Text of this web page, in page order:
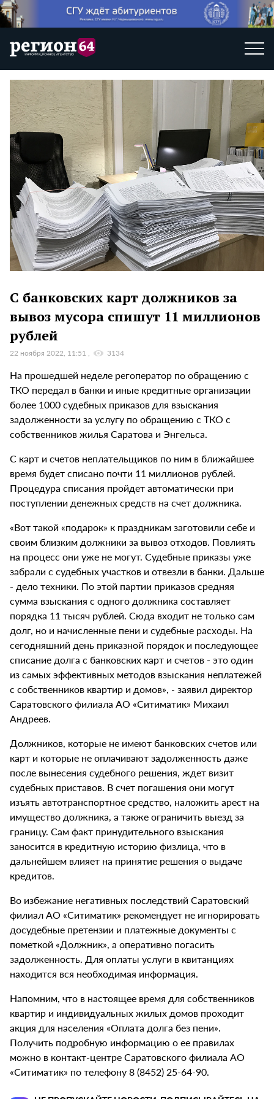
С банковских карт должников за
вывоз мусора спишут 11 миллионов
рублей
22 ноября 2022, 11:51 3134
На прошедшей неделе регоператор по обращению с
ТКО передал в банки и иные кредитные организации
более 1000 судебных приказов для взыскания
задолженности за услугу по обращению с ТКО с
собственников жилья Саратова и Энгельса.
С карт и счетов неплательщиков по ним в ближайшее
время будет списано почти 11 миллионов рублей.
Процедура списания пройдет автоматически при
поступлении денежных средств на счет должника.
«Вот такой «подарок» к праздникам заготовили себе и
своим близким должники за вывоз отходов. Повлиять
на процесс они уже не могут. Судебные приказы уже
забрали с судебных участков и отвезли в банки. Дальше
- дело техники. По этой партии приказов средняя
сумма взыскания с одного должника составляет
порядка 11 тысяч рублей. Сюда входит не только сам
долг, но и начисленные пени и судебные расходы. На
сегодняшний день приказной порядок и последующее
списание долга с банковских карт и счетов - это один
из самых эффективных методов взыскания неплатежей
с собственников квартир и домов», - заявил директор
Саратовского филиала АО «Ситиматик» Михаил
Андреев.
Должников, которые не имеют банковских счетов или
карт и которые не оплачивают задолженность даже
после вынесения судебного решения, ждет визит
судебных приставов. В счет погашения они могут
изъять автотранспортное средство, наложить арест на
имущество должника, а также ограничить выезд за
границу. Сам факт принудительного взыскания
заносится в кредитную историю физлица, что в
дальнейшем влияет на принятие решения о выдаче
кредитов.
Во избежание негативных последствий Саратовский
филиал АО «Ситиматик» рекомендует не игнорировать
досудебные претензии и платежные документы с
пометкой «Должник», а оперативно погасить
задолженность. Для оплаты услуги в квитанциях
находится вся необходимая информация.
Напомним, что в настоящее время для собственников
квартир и индивидуальных жилых домов проходит
акция для населения «Оплата долга без пени».
Получить подробную информацию о ее правилах
можно в контакт-центре Саратовского филиала АО
«Ситиматик» по телефону 8 (8452) 25-64-90.